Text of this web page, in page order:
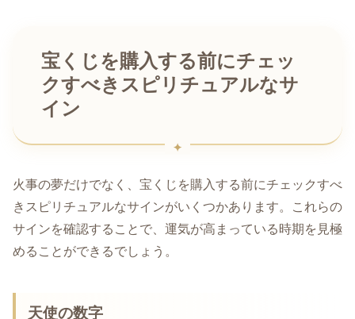
宝くじを購入する前にチェッ
クすべきスピリチュアルなサ
イン
火事の夢だけでなく、宝くじを購入する前にチェックすべ
きスピリチュアルなサインがいくつかあります。これらの
サインを確認することで、運気が高まっている時期を見極
めることができるでしょう。
天使の数字